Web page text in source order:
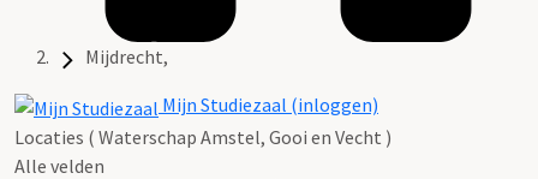
Mijdrecht,
Mijn Studiezaal (inloggen)
Locaties ( Waterschap Amstel, Gooi en Vecht )
Alle velden